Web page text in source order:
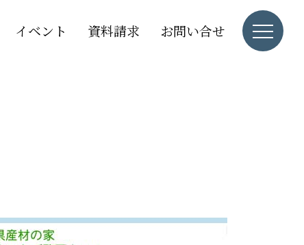
イベント 資料請求 お問い合せ